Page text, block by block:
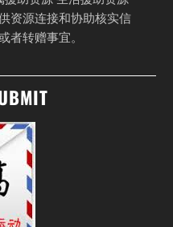
资源连接和协助核实信
者转赠事宜。